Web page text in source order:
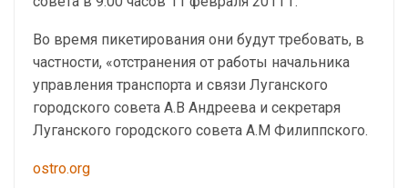
Во время пикетирования они будут требовать, в
частности, «отстранения от работы начальника
управления транспорта и связи Луганского
городского совета А.В Андреева и секретаря
Луганского городского совета А.М Филиппского.
ostro.org